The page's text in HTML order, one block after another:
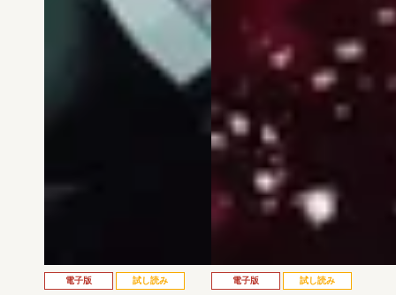
電子版 試し読み 電子版 試し読み